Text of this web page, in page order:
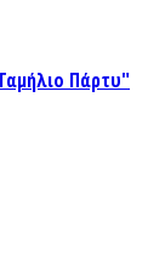
Πάρτυ"